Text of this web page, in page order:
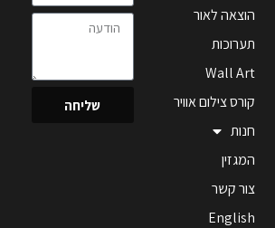
הוצאה לאור
תערוכות
Wall Art
קורס צילום אוויר
חנות
המגזין
צור קשר
English
שליחה